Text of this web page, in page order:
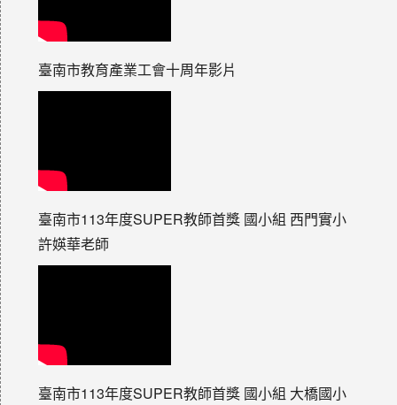
臺南市教育產業工會十周年影片
臺南市113年度SUPER教師首獎 國小組 西門實小
許媖華老師
臺南市113年度SUPER教師首獎 國小組 大橋國小